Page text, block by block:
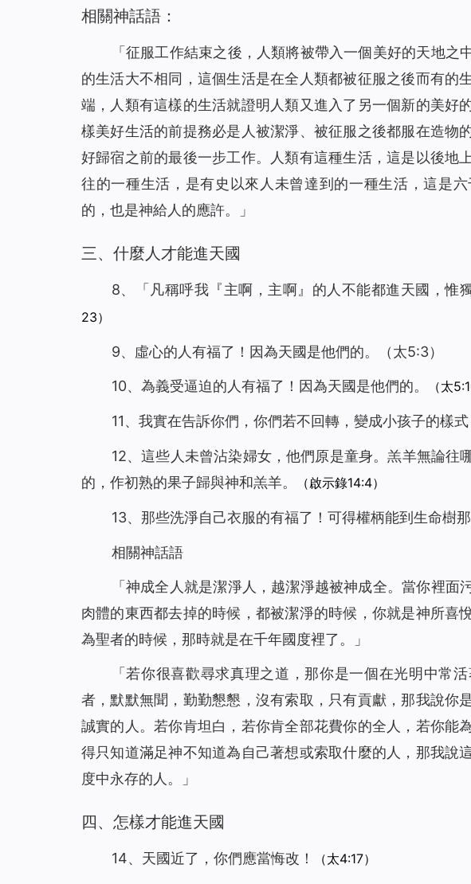
相關神話語：
「征服工作結束之後，人類將被帶入一個美好的天地
的生活大不相同，這個生活是在全人類都被征服之後而有的
端，人類有這樣的生活就證明人類又進入了另一個新的美好
樣美好生活的前提務必是人被潔淨、被征服之後都服在造物
好歸宿之前的最後一步工作。人類有這種生活，這是以後地
往的一種生活，是有史以來人未曾達到的一種生活，這是
的，也是神給人的應許。」
三、什麼人才能進天國
8、「凡稱呼我『主啊，主啊』的人不能都進天國，惟
23）
9、虛心的人有福了！因為天國是他們的。（太5:3）
10、為義受逼迫的人有福了！因為天國是他們的。 （太
11、我實在告訴你們，你們若不回轉，變成小孩子的樣式
12、這些人未曾沾染婦女，他們原是童身。羔羊無論往
的，作初熟的果子歸與神和羔羊。
（啟示錄14:4）
13、那些洗淨自己衣服的有福了！可得權柄能到生命樹那
相關神話語
「神成全人就是潔淨人，越潔淨越被神成全。當你裡
肉體的東西都去掉的時候，都被潔淨的時候，你就是神所喜
為聖者的時候，那時就是在千年國度裡了。」
「若你很喜歡尋求真理之道，那你是一個在光明中常
者，默默無聞，勤勤懇懇，沒有索取，只有貢獻，那我說你
誠實的人。若你肯坦白，若你肯全部花費你的全人，若你能
得只知道滿足神不知道為自己著想或索取什麼的人，那我說
度中永存的人。」
四、怎樣才能進天國
14、天國近了，你們應當悔改！ （太4:17）